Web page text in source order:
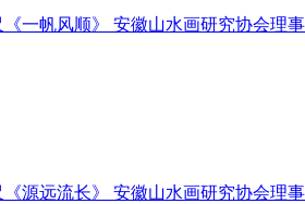
《一帆风顺》 安徽山水画研究协会理事
《源远流长》 安徽山水画研究协会理事